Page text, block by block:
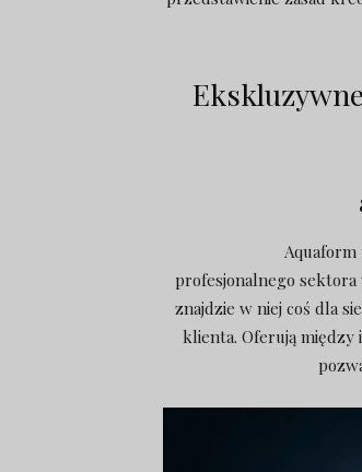
profesjonalnego
znajdzie w niej coś dla
klienta. Oferują